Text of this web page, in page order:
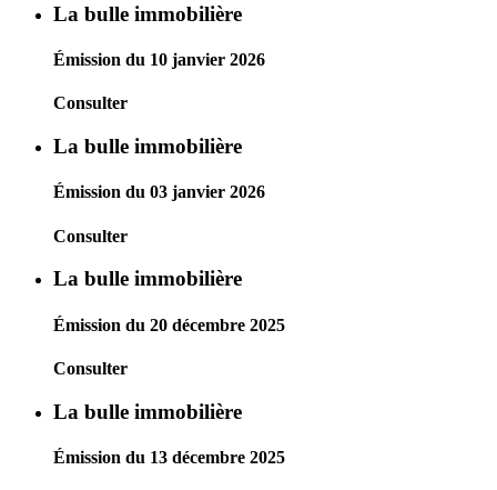
La bulle immobilière
Émission du 10 janvier 2026
Consulter
La bulle immobilière
Émission du 03 janvier 2026
Consulter
La bulle immobilière
Émission du 20 décembre 2025
Consulter
La bulle immobilière
Émission du 13 décembre 2025